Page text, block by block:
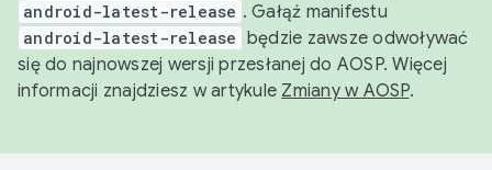
android-latest-release . Gałąź manifestu
android-latest-release będzie zawsze odwoływać
się do najnowszej wersji przesłanej do AOSP. Więcej
informacji znajdziesz w artykule Zmiany w AOSP.